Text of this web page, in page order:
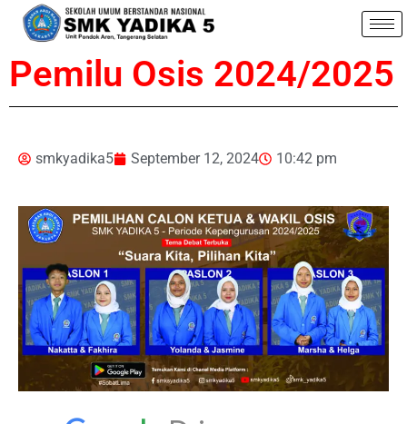
Pemilu Osis 2024/2025
smkyadika5 September 12, 2024 10:42 pm